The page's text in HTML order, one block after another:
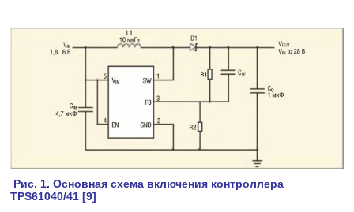
Рис. 1. Основная схема включения контроллера
TPS61040/41 [9]